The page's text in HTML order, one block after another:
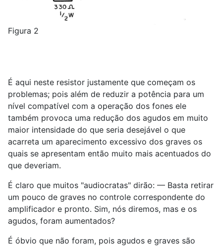
Figura 2
É aqui neste resistor justamente que começam os
problemas; pois além de reduzir a potência para um
nível compatível com a operação dos fones ele
também provoca uma redução dos agudos em muito
maior intensidade do que seria desejável o que
acarreta um aparecimento excessivo dos graves os
quais se apresentam então muito mais acentuados do
que deveriam.
É claro que muitos "audiocratas" dirão: — Basta retirar
um pouco de graves no controle correspondente do
amplificador e pronto. Sim, nós diremos, mas e os
agudos, foram aumentados?
É óbvio que não foram, pois agudos e graves são